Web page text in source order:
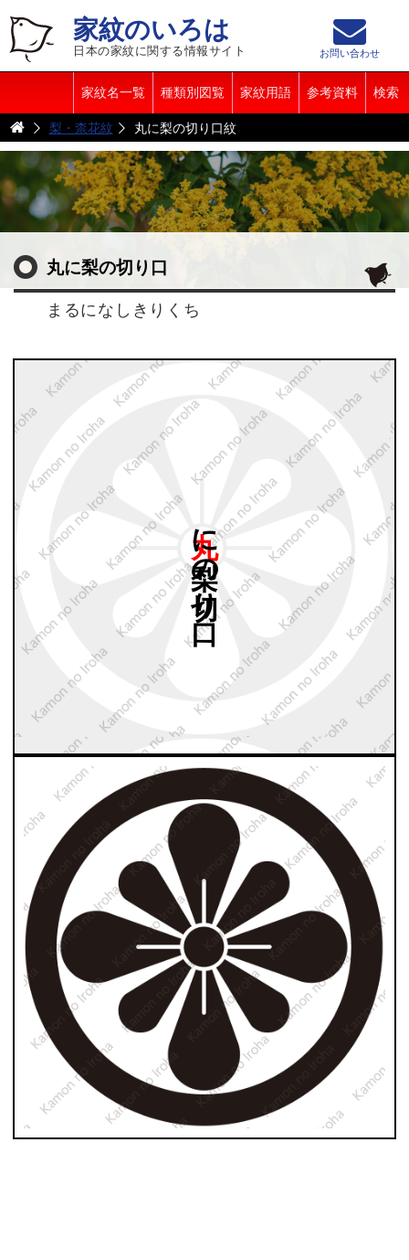
家紋のいろは
日本の家紋に関する情報サイト
家紋名一覧 種類別図覧 家紋用語 参考資料 検索
お問い合わせ
梨・柰花紋 丸に梨の切り口紋
丸に梨の切り口
まるになしきりくち
口